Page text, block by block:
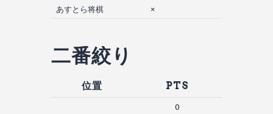
あすとら将棋
×
二番絞り
位置 PTS
0